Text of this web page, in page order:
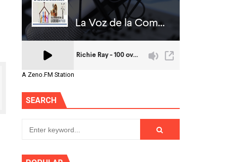
A Zeno.FM Station
SEARCH